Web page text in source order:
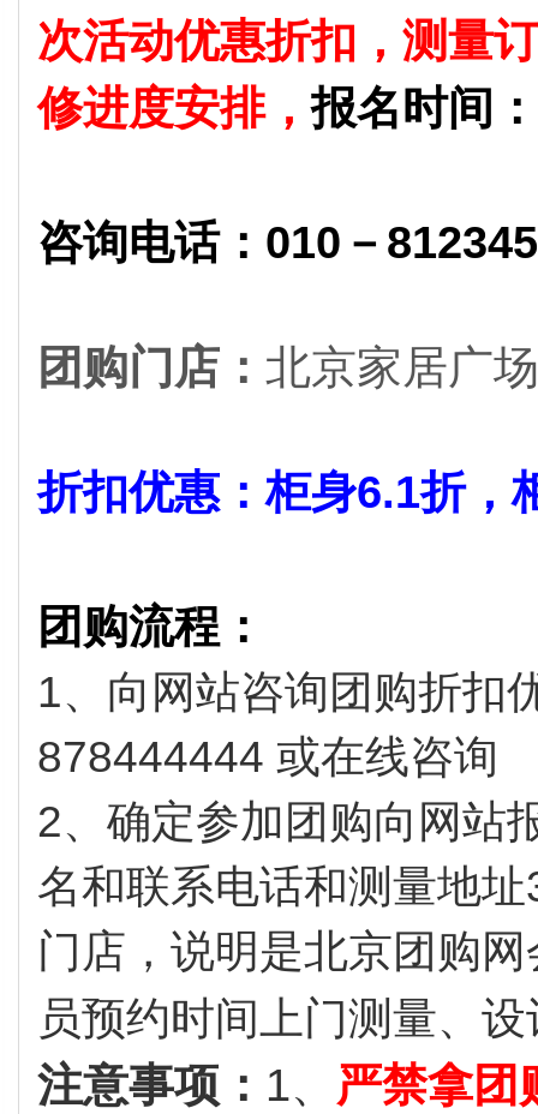
次活动优惠折扣，测量
修进度安排，报名时间
咨询电话：010－
团购门店： 北京家居广
折扣优惠：柜身6.1折，
团购流程：
1、向网站咨询团购折
878444444 或在线咨询
2、确定参加团购向网站
名和联系电话和测量地址
门店，说明是北京团购
员预约时间上门测量、
注意事项： 1、 严禁拿团